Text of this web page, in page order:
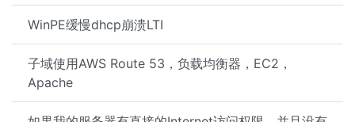
WinPE缓慢dhcp崩溃LTI
子域使用AWS Route 53，负载均衡器，EC2，
Apache